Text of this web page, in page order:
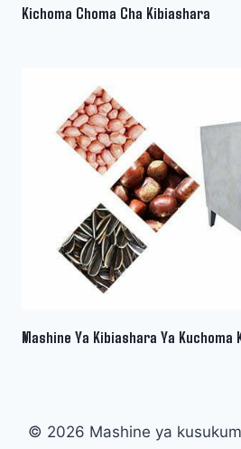
Kichoma Choma Cha Kibiashara
Mashine Ya Kibiashara Ya Kuchoma
© 2026 Mashine ya